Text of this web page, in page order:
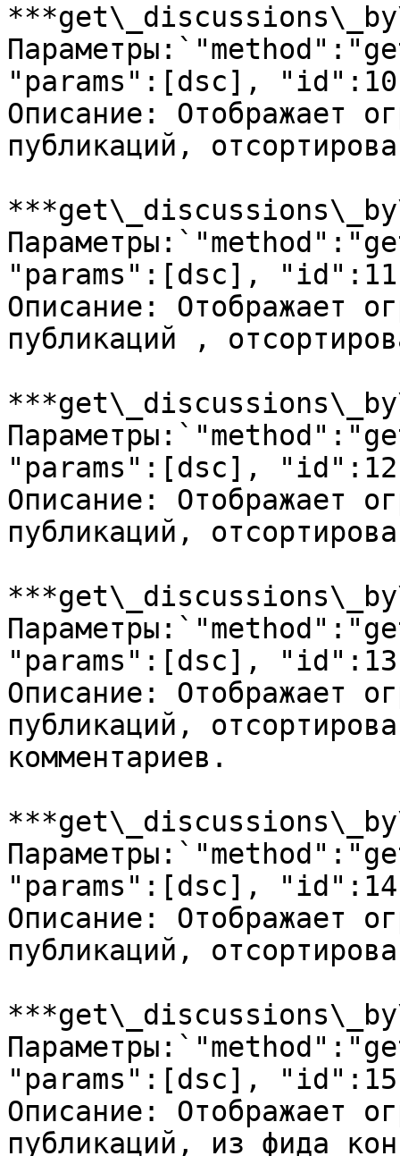
"params":[dsc],
Описание: Отображает
публикаций,
"params":[dsc],
Описание: Отображает
публикаций ,
"params":[dsc],
Описание: Отображает
публикаций,
"params":[dsc],
Описание: Отображает
публикаций,
комментариев.
"params":[dsc],
Описание: Отображает
публикаций,
"params":[dsc],
Описание: Отображает
публикаций, из фида